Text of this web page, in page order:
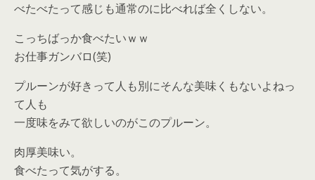
べたべたって感じも通常のに比べれば全くしない。
こっちばっか食べたいｗｗ
お仕事ガンバロ(笑)
プルーンが好きって人も別にそんな美味くもないよねっ
て人も
一度味をみて欲しいのがこのプルーン。
肉厚美味い。
食べたって気がする。